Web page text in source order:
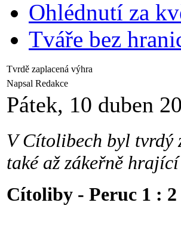
Ohlédnutí za
Tváře bez
Tvrdě zaplacená výhra
Napsal Redakce
Pátek, 10 duben
V Cítolibech byl tvrdý
také až zákeřně
Cítoliby - Peruc 1 : 2